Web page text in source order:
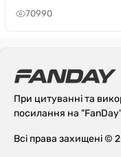
70990
При цитуванні та
посилання на
Всі права захищені